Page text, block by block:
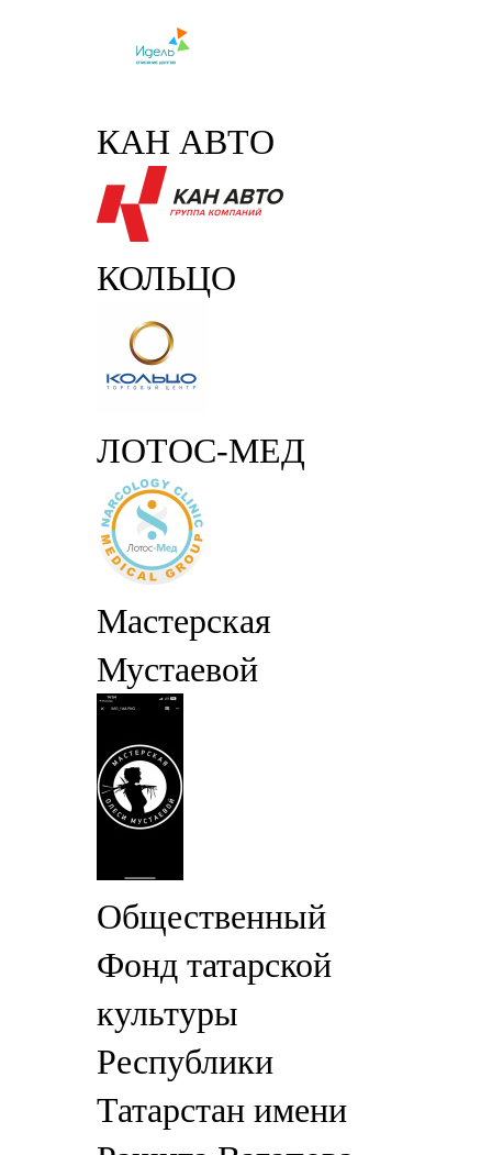
КАН АВТО
КОЛЬЦО
ЛОТОС-МЕД
Мастерская
Мустаевой
Общественный
Фонд татарской
культуры
Республики
Татарстан имени